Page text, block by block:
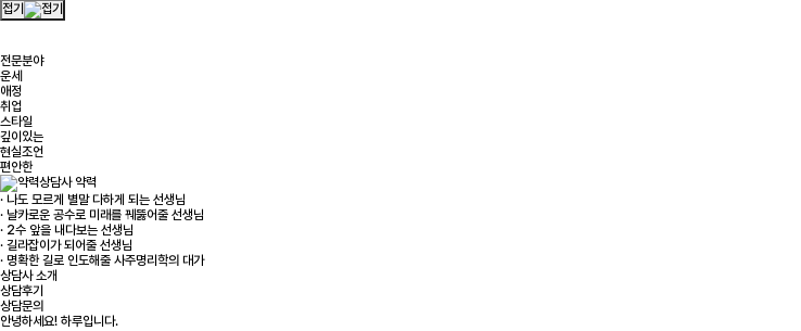
접기
전문분야
운세
애정
취업
스타일
깊이있는
현실조언
편안한
상담사 약력
· 나도 모르게 별말 다하게 되는 선생님
· 날카로운 공수로 미래를 꿰뚫어줄 선생님
· 2수 앞을 내다보는 선생님
· 길라잡이가 되어줄 선생님
· 명확한 길로 인도해줄 사주명리학의 대가
상담사 소개
상담후기
상담문의
안녕하세요! 하루입니다.